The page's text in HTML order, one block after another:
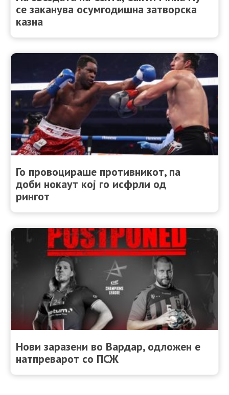
се заканува осумгодишна затворска
казна
Го провоцираше противникот, па
доби нокаут кој го исфрли од
рингот
Нови заразени во Вардар, одложен е
натпреварот со ПСЖ